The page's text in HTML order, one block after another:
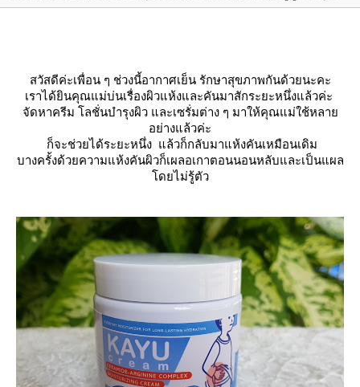
สวัสดีค่ะเพื่อน ๆ ช่วงนี้อากาศเย็น รักษาสุขภาพกันด้วยนะคะ
เราได้ยินคุณแม่บ่นเรื่องผิวแห้งและคันมาสักระยะหนึ่งแล้วค่ะ
จัดหาครีม โลชั่นบำรุงผิว และเซรั่มต่าง ๆ มาให้คุณแม่ใช้หลา
อย่างแล้วค่ะ
ก็จะช่วยได้ระยะหนึ่ง แล้วก็กลับมาแห้งคันเหมือนเดิม
บางครั้งด้วยความแห้งคันผิวก็เผลอเกาตอนนอนหลับและเป็นแผล
ดยไม่รู้ตัว